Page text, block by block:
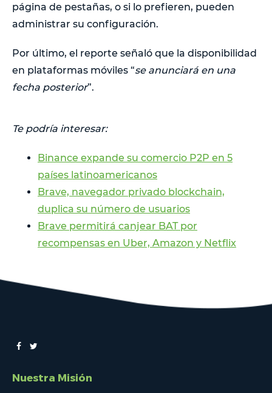
página de pestañas, o si lo prefieren, pueden
administrar su configuración.
Por último, el reporte señaló que la disponibilidad
en plataformas móviles “se anunciará en una
fecha posterior”.
Te podría interesar:
Binance expande su comercio P2P en 5
países latinoamericanos
Brave, navegador privado blockchain,
duplica su número de usuarios
Brave permitirá canjear BAT por
recompensas en Uber, Amazon y Netflix
Nuestra Misión